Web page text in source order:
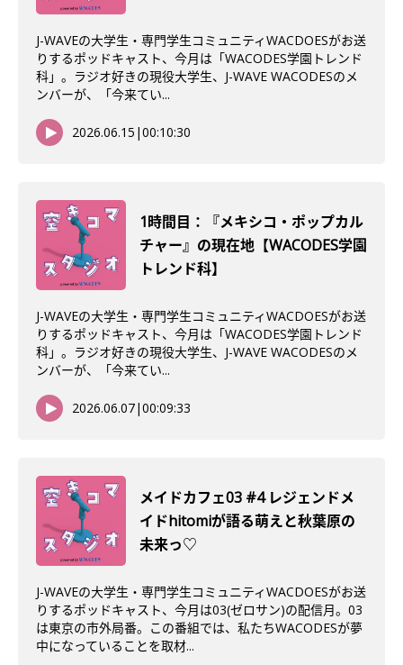
J-WAVEの大学生・専門学生コミュニティWACDOESがお送
りするポッドキャスト、今月は「WACODES学園トレンド
科」。ラジオ好きの現役大学生、J-WAVE WACODESのメ
ンバーが、「今来てい...
2026.06.15 |00:10:30
1時間目：『メキシコ・ポップカル
チャー』の現在地【WACODES学園
トレンド科】
J-WAVEの大学生・専門学生コミュニティWACDOESがお送
りするポッドキャスト、今月は「WACODES学園トレンド
科」。ラジオ好きの現役大学生、J-WAVE WACODESのメ
ンバーが、「今来てい...
2026.06.07|00:09:33
メイドカフェ03 #4 レジェンドメ
イドhitomiが語る萌えと秋葉原の
未来っ♡
J-WAVEの大学生・専門学生コミュニティWACDOESがお送
りするポッドキャスト、今月は03(ゼロサン)の配信月。03
は東京の市外局番。この番組では、私たちWACODESが夢
中になっていることを取材...